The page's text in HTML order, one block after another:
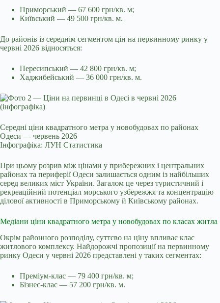
Приморський — 67 600 грн/кв. м;
Київський — 49 500 грн/кв. м.
До районів із середнім сегментом цін на первинному ринку у
червні 2026 відносяться:
Пересипський — 42 800 грн/кв. м;
Хаджибейський — 36 000 грн/кв. м.
Середні ціни квадратного метра у новобудовах по районах
Одеси — червень 2026
Інфографіка: ЛУН Статистика
При цьому розрив між цінами у прибережних і центральних
районах та периферії Одеси залишається одним із найбільших
серед великих міст України. Загалом це через туристичний і
рекреаційний потенціал морського узбережжя та концентрацію
ділової активності в Приморському й Київському районах.
Медіани ціни квадратного метра у новобудовах по класах житла
Окрім районного розподілу, суттєво на ціну впливає клас
житлового комплексу. Найдорожчі пропозиції на первинному
ринку Одеси у червні 2026 представлені у таких сегментах:
Преміум-клас — 79 400 грн/кв. м;
Бізнес-клас — 57 200 грн/кв. м.